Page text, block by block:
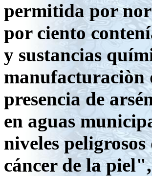
permitida por
por ciento
y sustancias
manufacturaciòn
presencia de
en aguas
niveles
cáncer de la